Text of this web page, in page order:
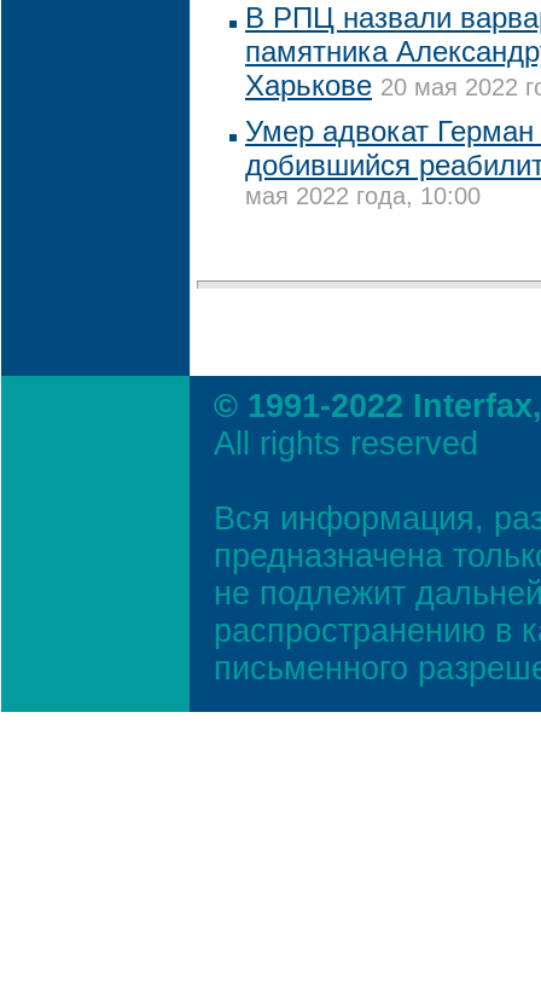
В РПЦ назвали
памятника
Харькове 20 мая 2022
Умер адвокат
добившийся
мая 2022 года, 10:00
© 1991-2022
All rights reserved
Вся информация,
предназначена
не подлежит
распространению в
письменного